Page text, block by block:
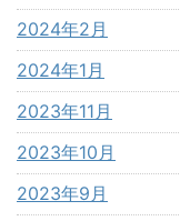
2024年2月
2024年1月
2023年11月
2023年10月
2023年9月